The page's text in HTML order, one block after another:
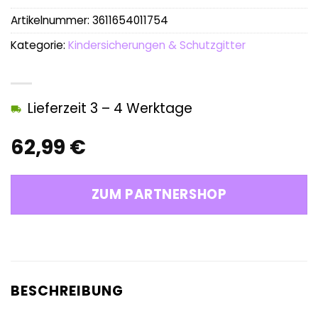
62,99 €
Lieferzeit 3 – 4 Werktage
ZUM PARTNERSHOP
Artikelnummer: 3611654011754
Kategorie: Kindersicherungen & Schutzgitter
BESCHREIBUNG